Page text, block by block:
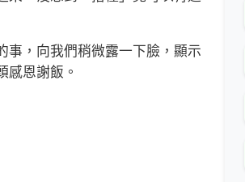
，向我們稍微露一下臉，顯示
感恩謝飯。